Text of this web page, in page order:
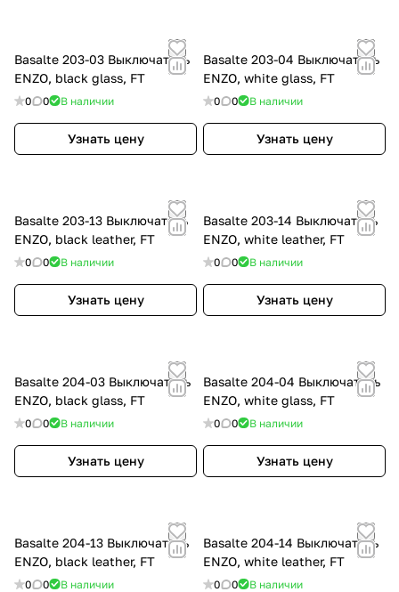
Basalte 203-03 Выключатель
ENZO, black glass, FT
0 0 В наличии
Узнать цену
Basalte 203-04 Выключатель
ENZO, white glass, FT
0 0 В наличии
Узнать цену
Basalte 203-13 Выключатель
ENZO, black leather, FT
0 0 В наличии
Узнать цену
Basalte 203-14 Выключатель
ENZO, white leather, FT
0 0 В наличии
Узнать цену
Basalte 204-03 Выключатель
ENZO, black glass, FT
0 0 В наличии
Узнать цену
Basalte 204-04 Выключатель
ENZO, white glass, FT
0 0 В наличии
Узнать цену
Basalte 204-13 Выключатель
ENZO, black leather, FT
0 0 В наличии
Basalte 204-14 Выключатель
ENZO, white leather, FT
0 0 В наличии